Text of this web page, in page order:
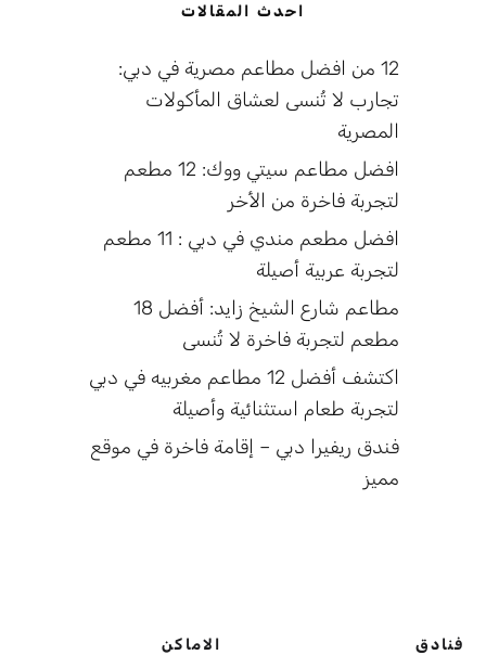
احدث المقالات
12 من افضل مطاعم مصرية في دبي:
تجارب لا تُنسى لعشاق المأكولات
المصرية
افضل مطاعم سيتي ووك: 12 مطعم
لتجربة فاخرة من الأخر
افضل مطعم مندي في دبي : 11 مطعم
لتجربة عربية أصيلة
مطاعم شارع الشيخ زايد: أفضل 18
مطعم لتجربة فاخرة لا تُنسى
اكتشف أفضل 12 مطاعم مغربيه في دبي
لتجربة طعام استثنائية وأصيلة
فندق ريفيرا دبي – إقامة فاخرة في موقع
مميز
فنادق الاماكن